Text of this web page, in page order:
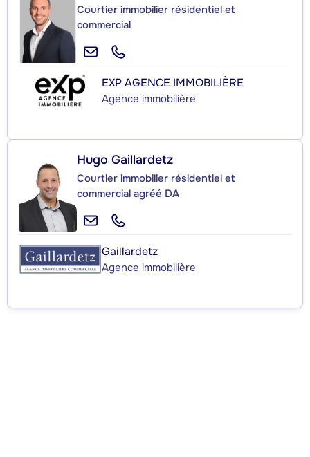
Courtier immobilier résidentiel et
commercial
EXP AGENCE IMMOBILIÈRE
Agence immobilière
Hugo Gaillardetz
Courtier immobilier résidentiel et
commercial agréé DA
Gaillardetz
Agence immobilière